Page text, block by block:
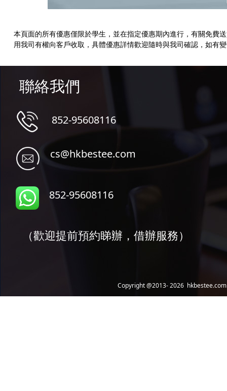
本頁面的所有優惠僅限於學生，並在指定優惠期內進行，有關免費
用我司有權向客戶收取，具體優惠詳情歡迎隨時與我司確認，如有
聯絡我們
（歡迎提前預約睇辦，借辦服務）
852-95608116
cs@hkbestee.com
Copyright @2013- 2026
852-95608116